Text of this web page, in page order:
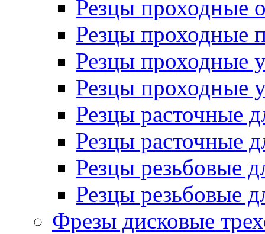
Резцы проходные
Резцы проходные
Резцы проходные
Резцы проходные
Резцы расточные
Резцы расточные
Резцы резьбовые
Резцы резьбовые
Фрезы дисковые